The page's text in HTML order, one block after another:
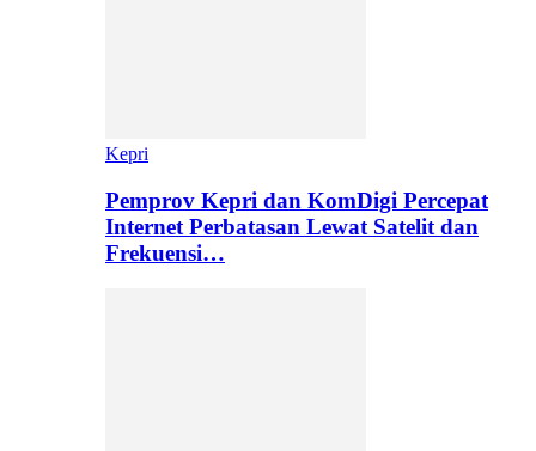
Kepri
Pemprov Kepri dan KomDigi Percepat
Internet Perbatasan Lewat Satelit dan
Frekuensi…